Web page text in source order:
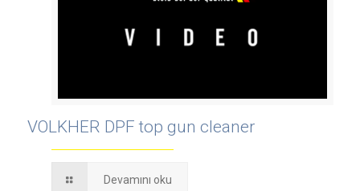
VOLKHER DPF top gun cleaner
Devamını oku